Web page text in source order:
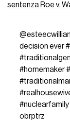
sentenza Roe v.
decision ever
#homemaker
#nuclearfamily
obrptrz